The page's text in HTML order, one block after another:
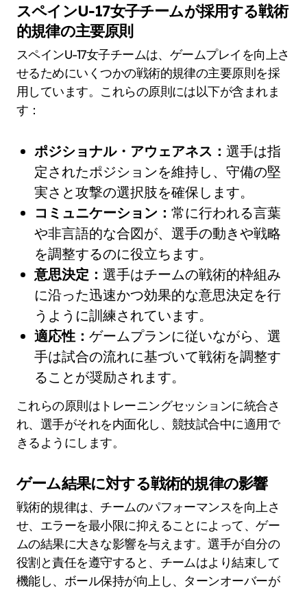
スペインU-17女子チームが採用する戦術
的規律の主要原則
スペインU-17女子チームは、ゲームプレイを向上さ
せるためにいくつかの戦術的規律の主要原則を採
用しています。これらの原則には以下が含まれま
す：
ポジショナル・アウェアネス： 選手は指
定されたポジションを維持し、守備の堅
実さと攻撃の選択肢を確保します。
コミュニケーション： 常に行われる言葉
や非言語的な合図が、選手の動きや戦略
を調整するのに役立ちます。
意思決定： 選手はチームの戦術的枠組み
に沿った迅速かつ効果的な意思決定を行
うように訓練されています。
適応性： ゲームプランに従いながら、選
手は試合の流れに基づいて戦術を調整す
ることが奨励されます。
これらの原則はトレーニングセッションに統合さ
れ、選手がそれを内面化し、競技試合中に適用で
きるようにします。
ゲーム結果に対する戦術的規律の影響
戦術的規律は、チームのパフォーマンスを向上さ
せ、エラーを最小限に抑えることによって、ゲー
ムの結果に大きな影響を与えます。選手が自分の
役割と責任を遵守すると、チームはより結束して
機能し、ボール保持が向上し、ターンオーバーが